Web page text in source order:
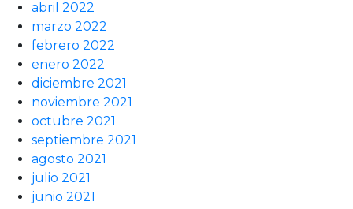
abril 2022
marzo 2022
febrero 2022
enero 2022
diciembre 2021
noviembre 2021
octubre 2021
septiembre 2021
agosto 2021
julio 2021
junio 2021